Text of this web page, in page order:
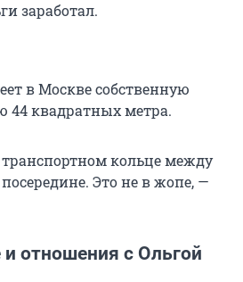
заработал.
в Москве собственную
44 квадратных метра.
кольце между
Это не в жопе, —
отношения с Ольгой